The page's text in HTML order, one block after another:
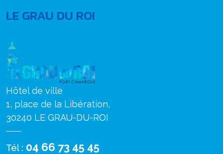
LE GRAU DU ROI
Hôtel de ville
1, place de la Libération,
30240 LE GRAU-DU-ROI
Tél : 04 66 73 45 45